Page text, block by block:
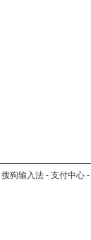
搜狗输入法 - 支付中心 -